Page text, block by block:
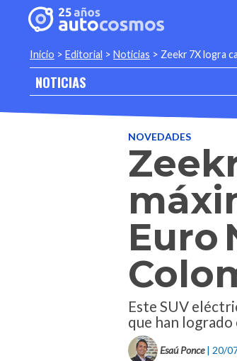
Inicio > Editorial > Noticias > Zeekr 7X logra
NOTICIAS
NOVEDADES
Euro
Este SUV
que han
Esaú Ponce | 20/